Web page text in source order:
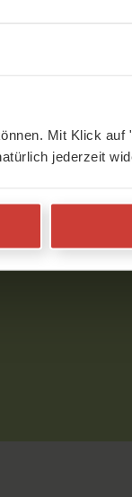
Mit Klick
jederzeit